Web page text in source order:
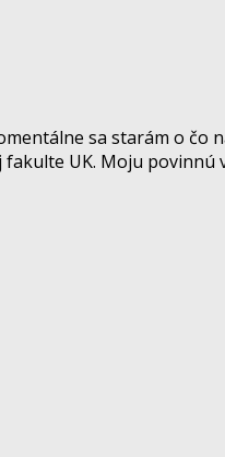
sa starám o čo
UK. Moju